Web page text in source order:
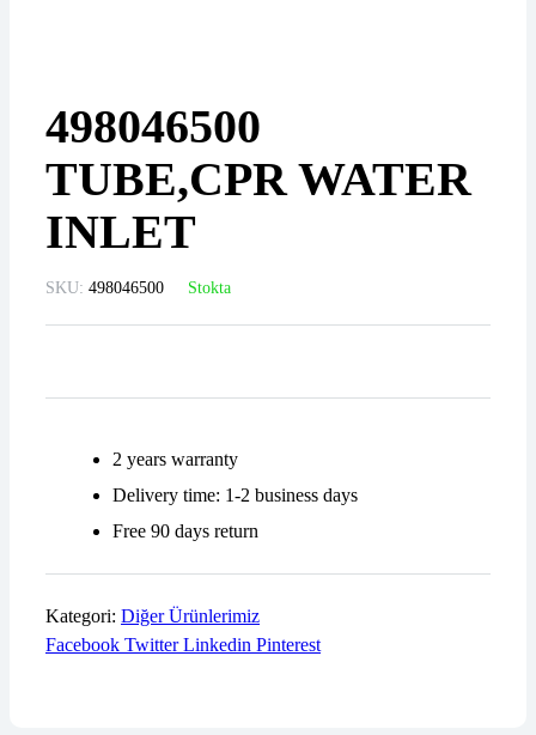
498046500
TUBE,CPR WATER
INLET
SKU: 498046500 Stokta
2 years warranty
Delivery time: 1-2 business days
Free 90 days return
Kategori: Diğer Ürünlerimiz
Facebook Twitter Linkedin Pinterest